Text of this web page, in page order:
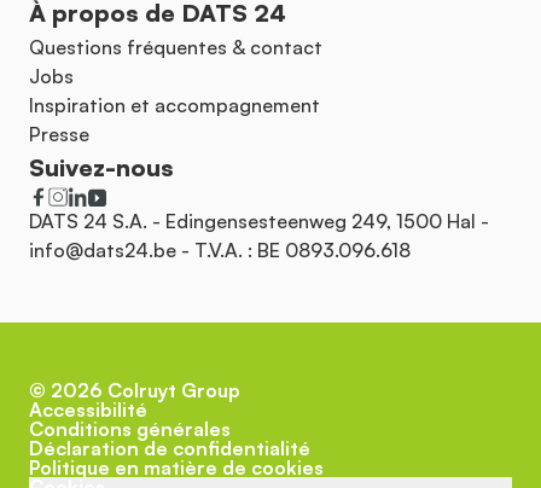
À propos de DATS 24
Questions fréquentes & contact
Jobs
Inspiration et accompagnement
Presse
Suivez-nous
DATS 24 S.A. - Edingensesteenweg 249, 1500 Hal -
info@dats24.be - T.V.A. : BE 0893.096.618
© 2026 Colruyt Group
Accessibilité
Conditions générales
Déclaration de confidentialité
Politique en matière de cookies